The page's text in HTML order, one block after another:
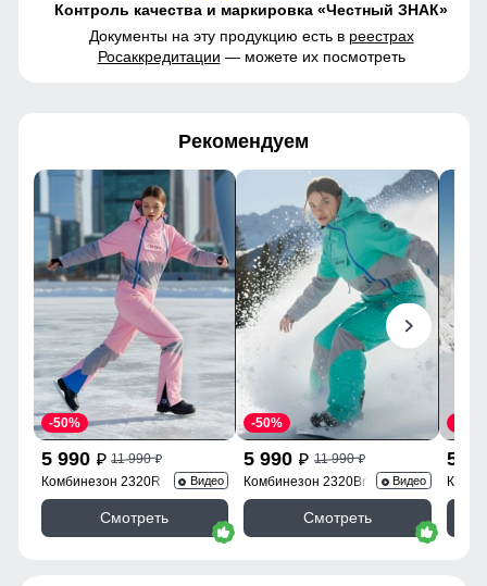
Контроль качества и маркировка «Честный ЗНАК»
Документы на эту продукцию есть в реестрах
Росаккредитации — можете их посмотреть
Рекомендуем
5 990 p 11 990p
-50%
Комбинезон 2320R Видео
Смотреть
5 990 p 11 990p
-50%
Комбинезон 2320Br Видео
Смотреть
5